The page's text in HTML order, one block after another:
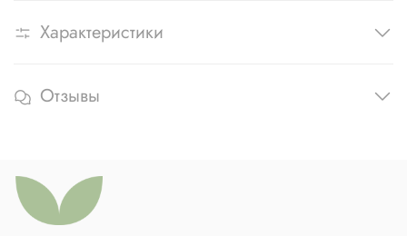
Характеристики
Отзывы